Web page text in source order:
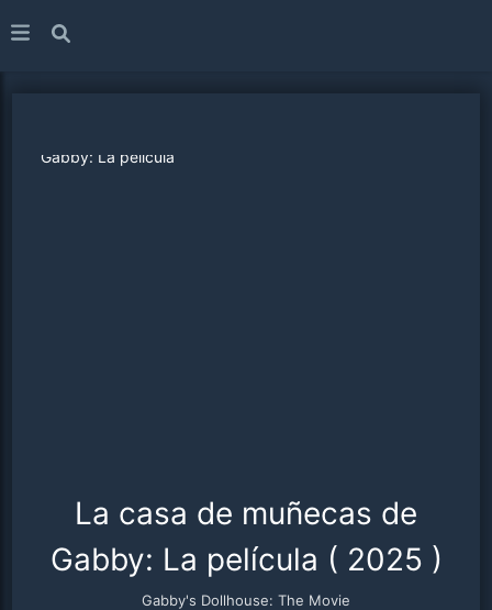
La casa de muñecas de
Gabby: La película ( 2025 )
Gabby's Dollhouse: The Movie